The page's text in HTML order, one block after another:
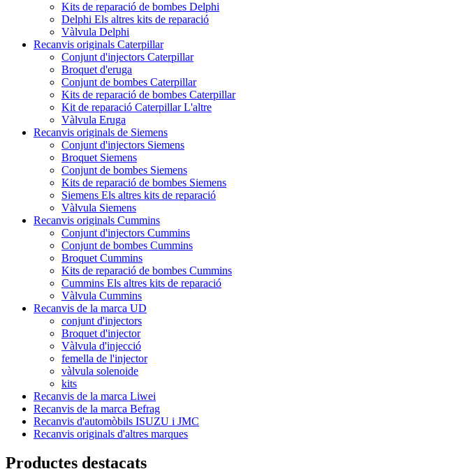
Kits de reparació de bombes Delphi
Delphi Els altres kits de reparació
Vàlvula Delphi
Recanvis originals Caterpillar
Conjunt d'injectors Caterpillar
Broquet d'eruga
Conjunt de bombes Caterpillar
Kits de reparació de bombes Caterpillar
Kit de reparació Caterpillar L'altre
Vàlvula Eruga
Recanvis originals de Siemens
Conjunt d'injectors Siemens
Broquet Siemens
Conjunt de bombes Siemens
Kits de reparació de bombes Siemens
Siemens Els altres kits de reparació
Vàlvula Siemens
Recanvis originals Cummins
Conjunt d'injectors Cummins
Conjunt de bombes Cummins
Broquet Cummins
Kits de reparació de bombes Cummins
Cummins Els altres kits de reparació
Vàlvula Cummins
Recanvis de la marca UD
conjunt d'injectors
Broquet d'injector
Vàlvula d'injecció
femella de l'injector
vàlvula solenoide
kits
Recanvis de la marca Liwei
Recanvis de la marca Befrag
Recanvis d'automòbils ISUZU i JMC
Recanvis originals d'altres marques
Productes destacats